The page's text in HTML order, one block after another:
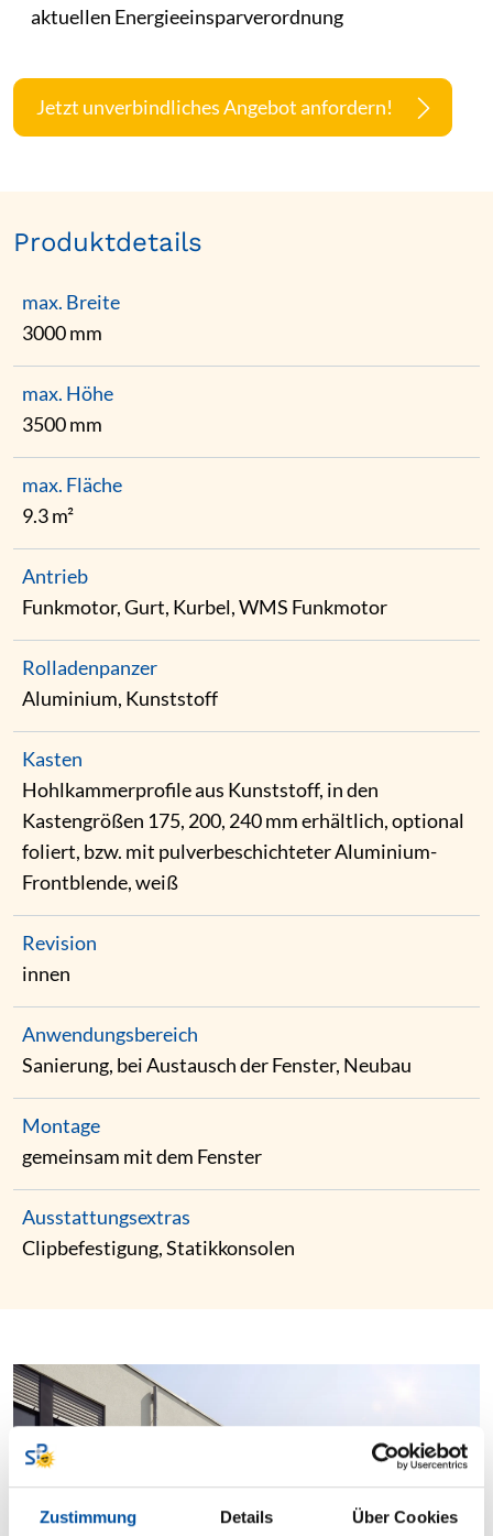
Zustimmung Details Über Cookies
aktuellen Energieeinsparverordnung
Jetzt unverbindliches Angebot anfordern!
Produktdetails
max. Breite
3000 mm
max. Höhe
3500 mm
max. Fläche
9.3 m²
Antrieb
Funkmotor, Gurt, Kurbel, WMS Funkmotor
Rolladenpanzer
Aluminium, Kunststoff
Kasten
Hohlkammerprofile aus Kunststoff, in den
Kastengrößen 175, 200, 240 mm erhältlich, optional
foliert, bzw. mit pulverbeschichteter Aluminium-
Frontblende, weiß
Revision
innen
Anwendungsbereich
Sanierung, bei Austausch der Fenster, Neubau
Montage
gemeinsam mit dem Fenster
Ausstattungsextras
Clipbefestigung, Statikkonsolen